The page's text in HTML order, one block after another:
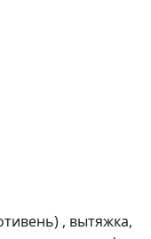
, вытяжка,